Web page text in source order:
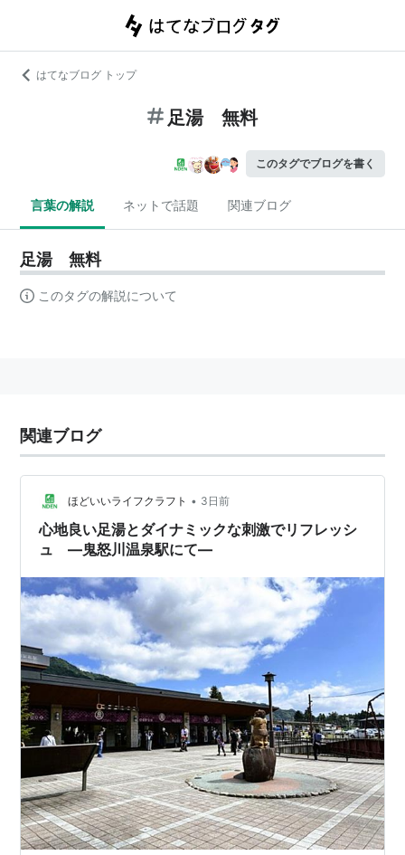
はてなブログ トップ
足湯 無料
このタグでブログを書く
言葉の解説 ネットで話題 関連ブログ
足湯 無料
このタグの解説について
関連ブログ
ほどいいライフクラフト • 3日前
心地良い足湯とダイナミックな刺激でリフレッシ
ュ ―鬼怒川温泉駅にて―